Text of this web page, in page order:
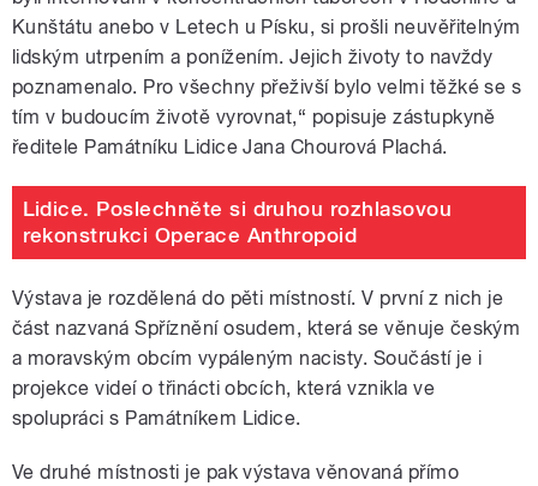
Kunštátu anebo v Letech u Písku, si prošli neuvěřitelným
lidským utrpením a ponížením. Jejich životy to navždy
poznamenalo. Pro všechny přeživší bylo velmi těžké se s
tím v budoucím životě vyrovnat,“ popisuje zástupkyně
ředitele Památníku Lidice Jana Chourová Plachá.
Lidice. Poslechněte si druhou rozhlasovou
rekonstrukci Operace Anthropoid
Výstava je rozdělená do pěti místností. V první z nich je
část nazvaná Spříznění osudem, která se věnuje českým
a moravským obcím vypáleným nacisty. Součástí je i
projekce videí o třinácti obcích, která vznikla ve
spolupráci s Památníkem Lidice.
Ve druhé místnosti je pak výstava věnovaná přímo